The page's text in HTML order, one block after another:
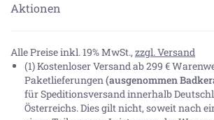
Aktionen
Alle Preise inkl. 19% MwSt., zzgl. Versand
(1) Kostenloser Versand ab 299 €
Paketlieferungen(ausgenommen
für Speditionsversand innerhalb
Österreichs. Dies gilt nicht, soweit nach